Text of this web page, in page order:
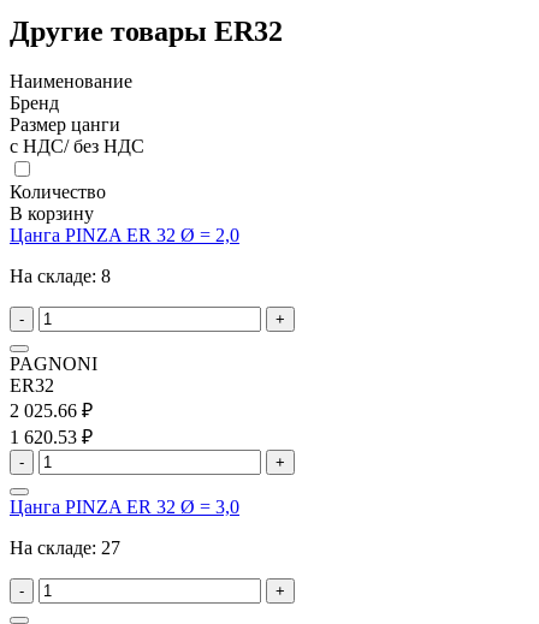
Другие товары ER32
Наименование
Бренд
Размер цанги
с НДС/ без НДС
Количество
В корзину
Цанга PINZA ER 32 Ø = 2,0
На складе: 8
- +
PAGNONI
ER32
2 025.66 ₽
1 620.53 ₽
- +
Цанга PINZA ER 32 Ø = 3,0
На складе: 27
- +